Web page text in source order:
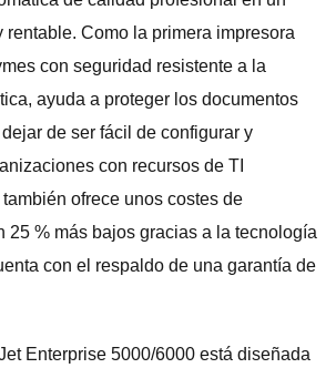
rentable. Como la primera impresora
con seguridad resistente a la
ayuda a proteger los documentos
de ser fácil de configurar y
con recursos de TI
ofrece unos costes de
25 % más bajos gracias a la tecnología
con el respaldo de una garantía de
Enterprise 5000/6000 está diseñada